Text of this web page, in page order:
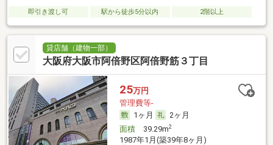
即引き渡し可 駅から徒歩5分以内 2階以上
貸店舗（建物一部）
大阪府大阪市阿倍野区阿倍野筋３丁目
25万円
管理費等-
1ヶ月
2ヶ月
面積39.29m2
1987年1月(築39年8ヶ月)